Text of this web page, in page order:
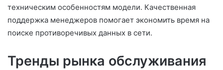
техническим особенностям модели. Качественная
поддержка менеджеров помогает экономить время на
поиске противоречивых данных в сети.
Тренды рынка обслуживания